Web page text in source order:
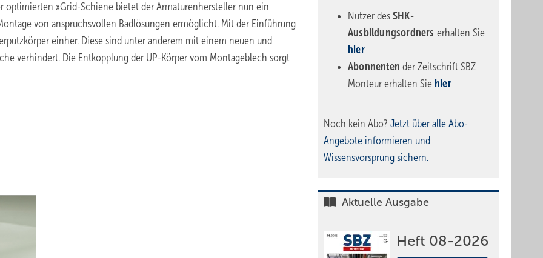
xGrid-Schiene bietet der Armaturenhersteller nun ein
von anspruchsvollen Badlösungen ermöglicht. Mit der Einführung
einher. Diese sind unter anderem mit einem neuen und
verhindert. Die Entkopplung der UP-Körper vom Montageblech sorgt
Nutzer des SHK-
Ausbildungsordners erhalten Sie
hier
Abonnentender Zeitschrift SBZ
Monteur erhalten Sie hier
Noch kein Abo? Jetzt über alle Abo-
Angebote informieren und
Wissensvorsprung sichern.
Aktuelle Ausgabe
Heft 08-2026